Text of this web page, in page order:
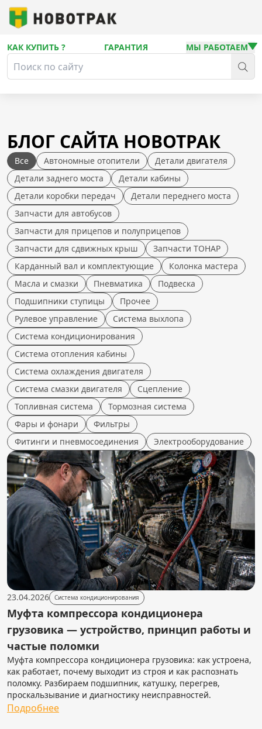
КАК КУПИТЬ ? ГАРАНТИЯ МЫ РАБОТАЕМ
БЛОГ САЙТА НОВОТРАК
Все Автономные отопители
Детали двигателя
Детали заднего моста
Детали кабины
Детали коробки передач
Детали переднего моста
Запчасти для автобусов
Запчасти для прицепов и полуприцепов
Запчасти для сдвижных крыш
Запчасти ТОНАР
Карданный вал и комплектующие
Колонка мастера
Масла и смазки
Пневматика
Подвеска
Подшипники ступицы
Прочее
Рулевое управление
Система выхлопа
Система кондиционирования
Система отопления кабины
Система охлаждения двигателя
Система смазки двигателя
Сцепление
Топливная система
Тормозная система
Фары и фонари
Фильтры
Фитинги и пневмосоединения
Электрооборудование
23.04.2026 Система кондиционирования
Муфта компрессора кондиционера
грузовика — устройство, принцип работы и
частые поломки
Муфта компрессора кондиционера грузовика: как устроена,
как работает, почему выходит из строя и как распознать
поломку. Разбираем подшипник, катушку, перегрев,
проскальзывание и диагностику неисправностей.
Подробнее